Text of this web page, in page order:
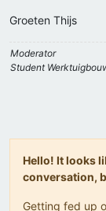
Groeten Thijs
Moderator
Student
Hello! It looks
conversation,
Getting fed up